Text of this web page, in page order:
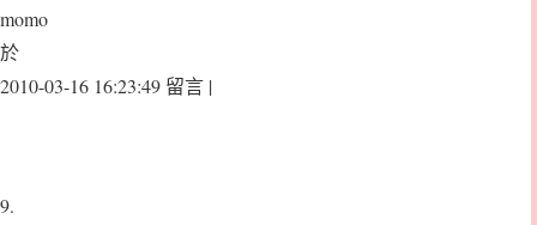
momo
於
2010-03-16 16:23:49 留言 |
9.